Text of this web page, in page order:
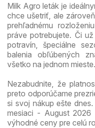
Milk Agro leták je
chce ušetriť, ale
prehľadnému
práve potrebujete. Či
potravín, špeciálne
balenia obľúbených
všetko na jednom mieste.
Nezabudnite, že
preto odporúčame
si svoj nákup ešte
mesiaci - August 2026
výhodné ceny pre celú